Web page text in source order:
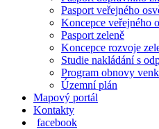
Pasport veřejného
Koncepce veřejného
Pasport zeleně
Koncepce rozvoje
Studie nakládání s
Program obnovy
Územní plán
Mapový portál
Kontakty
facebook